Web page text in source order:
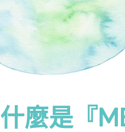
什麼是『